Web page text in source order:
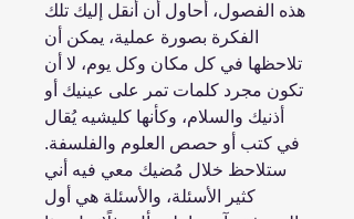
هذه الفصول، أحاول أن أنقل إليك تلك
الفكرة بصورة عملية، يمكن أن
تلاحظها في كل مكان وكل يوم، لا أن
تكون مجرد كلمات تمر على عينيك أو
أذنيك والسلام، وكأنها كليشيه يُقال
في كتب أو حصص العلوم والفلسفة.
ستلاحظ خلال مُضيك معي فيه أني
كثير الأسئلة، والأسئلة هي أول